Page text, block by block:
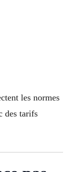
les normes
des tarifs